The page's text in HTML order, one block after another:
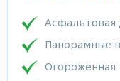
Асфальтовая
Панорамные
Огороженная